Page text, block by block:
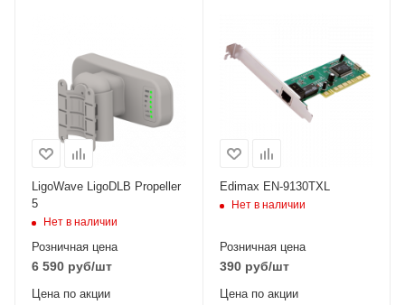
LigoWave LigoDLB Propeller
5
Нет в наличии
Розничная цена
6 590 руб/шт
Цена по акции
Edimax EN-9130TXL
Нет в наличии
Розничная цена
390руб/шт
Цена по акции